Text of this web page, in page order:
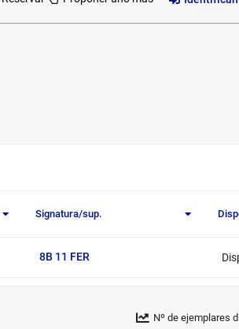
Signatura/sup.
8B 11 FER
Nº de ejemplares